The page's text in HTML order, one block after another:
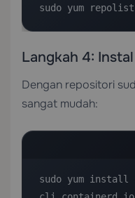
sudo yum repolist
Langkah 4:
Dengan repositori
sangat mudah:
sudo yum install